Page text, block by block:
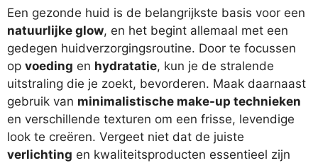
Een gezonde huid is de belangrijkste basis voor een
natuurlijke glow, en het begint allemaal met een
gedegen huidverzorgingsroutine. Door te focussen
op voeding en hydratatie, kun je de stralende
uitstraling die je zoekt, bevorderen. Maak daarnaast
gebruik van minimalistische make-up technieken
en verschillende texturen om een frisse, levendige
look te creëren. Vergeet niet dat de juiste
verlichting en kwaliteitsproducten essentieel zijn